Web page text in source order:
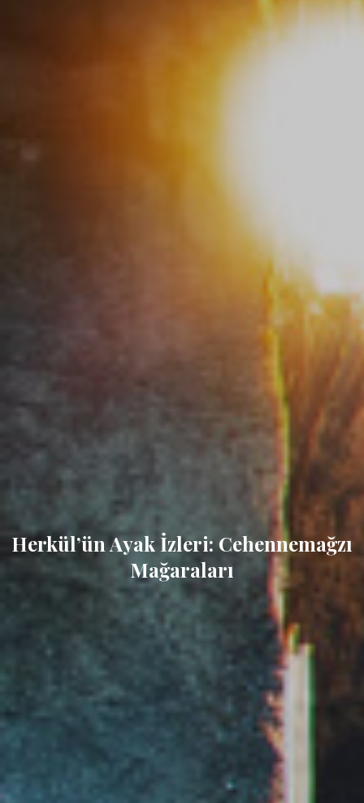
Herkül’ün Ayak İzleri: Cehennemağzı
Mağaraları